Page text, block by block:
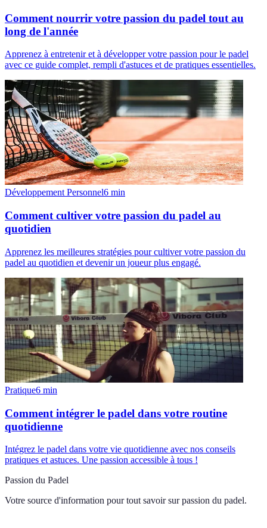
Comment nourrir votre passion du padel tout au
long de l'année
Apprenez à entretenir et à développer votre passion pour le padel
avec ce guide complet, rempli d'astuces et de pratiques essentielles.
Développement Personnel6 min
Comment cultiver votre passion du padel au
quotidien
Apprenez les meilleures stratégies pour cultiver votre passion du
padel au quotidien et devenir un joueur plus engagé.
Pratique6 min
Comment intégrer le padel dans votre routine
quotidienne
Intégrez le padel dans votre vie quotidienne avec nos conseils
pratiques et astuces. Une passion accessible à tous !
Passion du Padel
Votre source d'information pour tout savoir sur passion du padel.